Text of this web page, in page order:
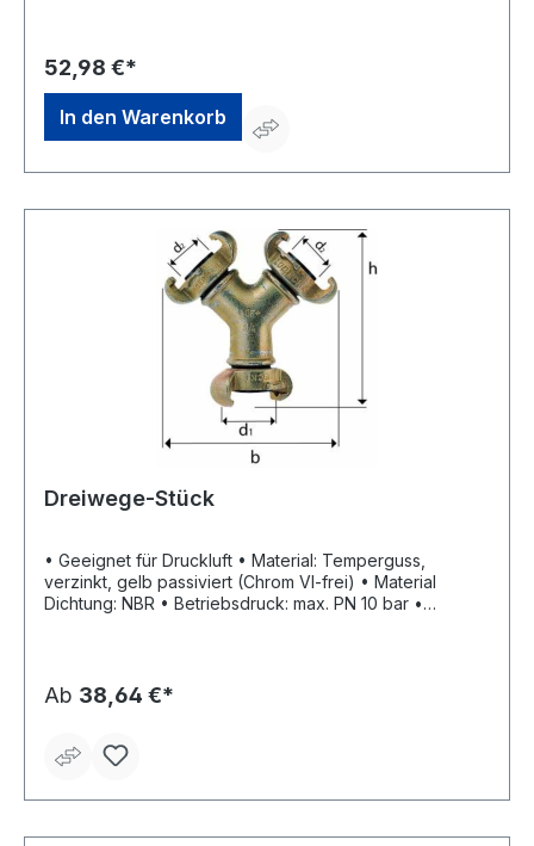
52,98 €*
In den Warenkorb
Dreiwege-Stück
• Geeignet für Druckluft • Material: Temperguss,
verzinkt, gelb passiviert (Chrom VI-frei) • Material
Dichtung: NBR • Betriebsdruck: max. PN 10 bar •
Ab 38,64 €*